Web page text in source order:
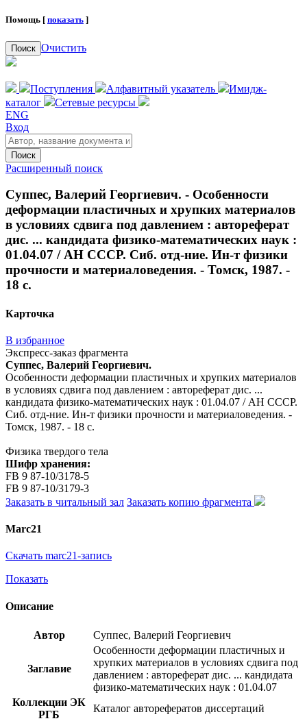
Помощь [ показать ]
Поиск Очистить
Поступления Алфавитный указатель
Имидж-
каталог
Сетевые ресурсы
ENG
Вход
Поиск
Расширенный поиск
Суппес, Валерий Георгиевич. - Особенности
деформации пластичных и хрупких материалов
в условиях сдвига под давлением : автореферат
дис. ... кандидата физико-математических наук :
01.04.07 / АН СССР. Сиб. отд-ние. Ин-т физики
прочности и материаловедения. - Томск, 1987. -
18 с.
Карточка
В избранное
Экспресс-заказ фрагмента
Суппес, Валерий Георгиевич.
Особенности деформации пластичных и хрупких материалов
в условиях сдвига под давлением : автореферат дис. ...
кандидата физико-математических наук : 01.04.07 / АН СССР.
Сиб. отд-ние. Ин-т физики прочности и материаловедения. -
Томск, 1987. - 18 с.
Физика твердого тела
Шифр хранения:
FB 9 87-10/3178-5
FB 9 87-10/3179-3
Заказать в читальный зал Заказать копию фрагмента
Marc21
Скачать marc21-запись
Показать
Описание
Автор Суппес, Валерий Георгиевич
Заглавие
Особенности деформации пластичных и
хрупких материалов в условиях сдвига под
давлением : автореферат дис. ... кандидата
физико-математических наук : 01.04.07
Коллекции ЭК
РГБ
Каталог авторефератов диссертаций